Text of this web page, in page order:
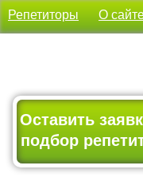
Репетиторы О
Оставить
подбор